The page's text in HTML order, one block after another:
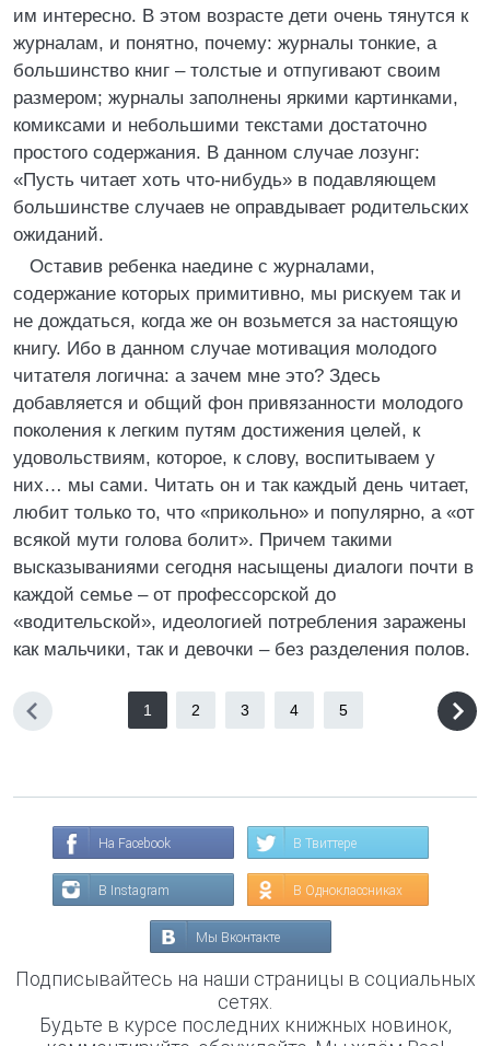
им интересно. В этом возрасте дети очень тянутся к
журналам, и понятно, почему: журналы тонкие, а
большинство книг – толстые и отпугивают своим
размером; журналы заполнены яркими картинками,
комиксами и небольшими текстами достаточно
простого содержания. В данном случае лозунг:
«Пусть читает хоть что‑нибудь» в подавляющем
большинстве случаев не оправдывает родительских
ожиданий.
Оставив ребенка наедине с журналами,
содержание которых примитивно, мы рискуем так и
не дождаться, когда же он возьмется за настоящую
книгу. Ибо в данном случае мотивация молодого
читателя логична: а зачем мне это? Здесь
добавляется и общий фон привязанности молодого
поколения к легким путям достижения целей, к
удовольствиям, которое, к слову, воспитываем у
них… мы сами. Читать он и так каждый день читает,
любит только то, что «прикольно» и популярно, а «от
всякой мути голова болит». Причем такими
высказываниями сегодня насыщены диалоги почти в
каждой семье – от профессорской до
«водительской», идеологией потребления заражены
как мальчики, так и девочки – без разделения полов.
1 2 3 4 5
На Facebook В Твиттере
В Instagram В Одноклассниках
Мы Вконтакте
Подписывайтесь на наши страницы в социальных
сетях.
Будьте в курсе последних книжных новинок,